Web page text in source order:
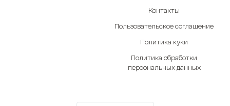
Контакты
Пользовательское соглашение
Политика куки
Политика обработки
персональных данных